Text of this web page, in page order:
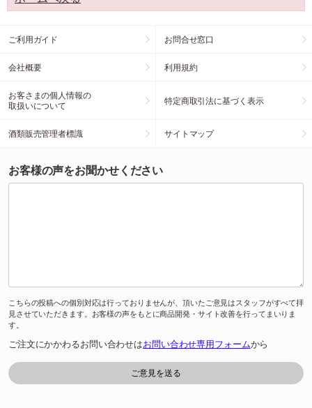
ご利用ガイド お問合せ窓口
会社概要 利用規約
お客さまの個人情報の
取扱いについて
特定商取引法に基づく表示
酒類販売管理者標識 サイトマップ
お客様の声をお聞かせください
こちらの投稿への個別対応は行っておりませんが、頂いたご意見はスタッフがすべて拝
見させていただきます。お客様の声をもとに商品開発・サイト改善を行ってまいりま
す。
ご注文にかかわるお問い合わせはお問い合わせ専用フォームから